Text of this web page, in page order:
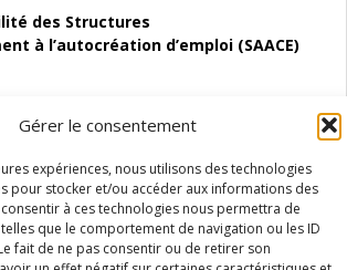
Gérer le consentement
expériences, nous utilisons des technologies
pour stocker et/ou accéder aux informations des
à ces technologies nous permettra de
que le comportement de navigation ou les ID
fait de ne pas consentir ou de retirer son
des Structures
à l’autocréation d’emploi (SAACE)
comprendre la situation en